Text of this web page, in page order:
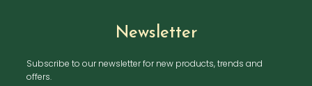
Newsletter
Subscribe to our newsletter for new products, trends and
offers.